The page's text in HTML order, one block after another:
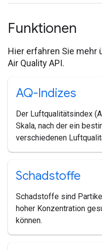
Funktionen
Hier erfahren Sie mehr
Air Quality API.
AQ-Indizes
Der Luftqualitätsindex
Skala, nach der ein
verschiedenen
Schadstoffe
Schadstoffe sind
hoher Konzentration
können.